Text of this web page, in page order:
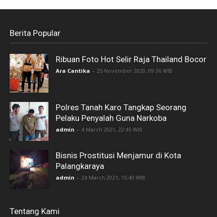
Berita Popular
Ribuan Foto Hot Selir Raja Thailand Bocor
Ara Cantika - 25 November 2020, 09:36 WIB
Polres Tanah Karo Tangkap Seorang
Pelaku Penyalah Guna Narkoba
admin - 4 March 2021, 22:45 WIB
Bisnis Prostitusi Menjamur di Kota
Palangkaraya
admin - 24 March 2021, 15:40 WIB
Tentang Kami